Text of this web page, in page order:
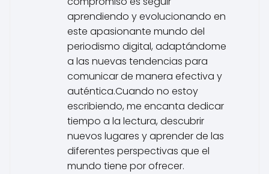
aprendiendo y evolucionando en
este apasionante mundo del
periodismo digital, adaptándome
a las nuevas tendencias para
comunicar de manera efectiva y
auténtica.Cuando no estoy
escribiendo, me encanta dedicar
tiempo a la lectura, descubrir
nuevos lugares y aprender de las
diferentes perspectivas que el
mundo tiene por ofrecer.